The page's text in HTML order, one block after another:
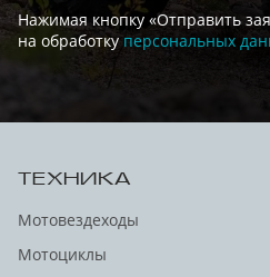
Нажимая кнопку «Отправить
на обработку персональных
ТЕХНИКА
Мотовездеходы
Мотоциклы